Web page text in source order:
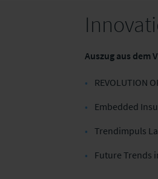
Auszug aus dem
REVOLUTION
Embedded
Trendimpuls
Future Trends